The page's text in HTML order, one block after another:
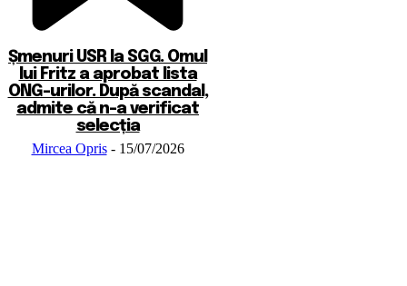
Șmenuri USR la SGG. Omul
lui Fritz a aprobat lista
ONG-urilor. După scandal,
admite că n-a verificat
selecția
Mircea Opris - 15/07/2026